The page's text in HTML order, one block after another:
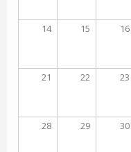
14 15 16
21 22 23
28 29 30